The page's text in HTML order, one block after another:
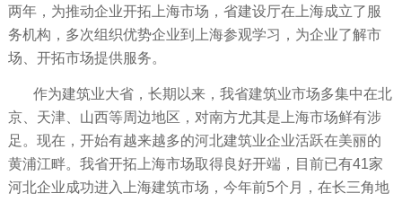
两年，为推动企业开拓上海市场，省建设厅在上海成立了服
务机构，多次组织优势企业到上海参观学习，为企业了解市
场、开拓市场提供服务。
作为建筑业大省，长期以来，我省建筑业市场多集中在北
京、天津、山西等周边地区，对南方尤其是上海市场鲜有涉
足。现在，开始有越来越多的河北建筑业企业活跃在美丽的
黄浦江畔。我省开拓上海市场取得良好开端，目前已有41家
河北企业成功进入上海建筑市场，今年前5个月，在长三角地